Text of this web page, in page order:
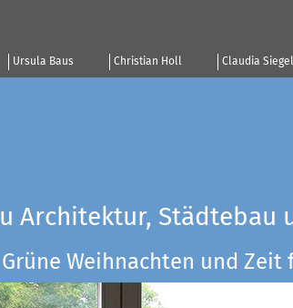
Ursula Baus Christian Holl Claudia
Architektur, Städtebau
Grüne Weihnachten und